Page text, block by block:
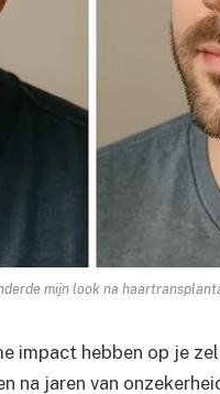
mijn look na
impact hebben op je
na jaren van